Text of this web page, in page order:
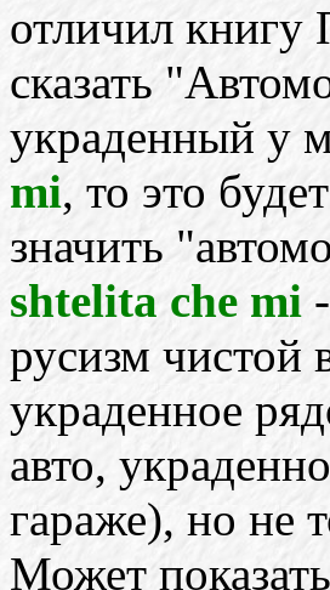
отличил книгу
сказать
украденный у
mi, то это будет
значить
shtelita che mi -
русизм чистой
украденное
авто,
гараже), но не
Может